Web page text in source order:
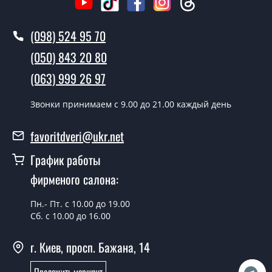
Вызов замерщика-консультанта стоит 500 грн.
Вы производите установку
Да производим. Монтаж межкомнатных дверей ТМ
Фаворит производится согласно очереди, во все дни
кроме воскресенья.
Techno-72-slider?
Стоимость установки дверей Techno-72-slider - от
1800 грн.
Можно на сегодня вызвать
замерщика?
У вас есть в наличии готовые
(098) 524 95 70
(050) 843 20 80
(063) 999 26 97
Звонки принимаем c 9.00 до 21.00 каждый день
favoritdveri@ukr.net
График работы
фирменого салона:
Пн.- Пт. с 10.00 до 19.00
Сб. с 10.00 до 16.00
г. Киев, просп. Бажана, 14